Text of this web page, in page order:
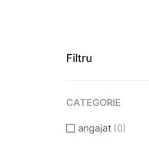
Filtru
CATEGORIE
angajat (0)